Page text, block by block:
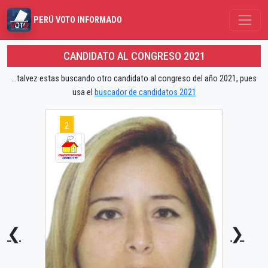
PERÚ VOTO INFORMADO
CANDIDATO AL CONGRESO 2021
...talvez estas buscando otro candidato al congreso del año 2021, pues
usa el buscador de candidatos 2021
❮
2
❯